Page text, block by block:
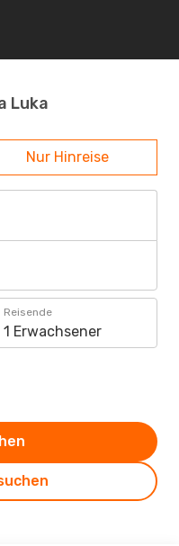
Luka
Nur Hinreise
Reisende
1 Erwachsener